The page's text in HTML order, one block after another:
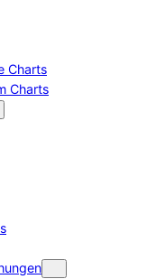
Charts
Charts